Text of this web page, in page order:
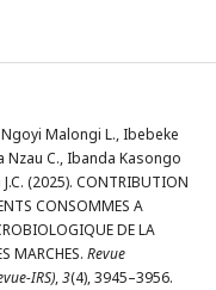
Malongi L., Ibebeke
Nzau C., Ibanda Kasongo
(2025). CONTRIBUTION
CONSOMMES A
DE LA
MARCHES. Revue
IRS),3(4), 3945–3956.